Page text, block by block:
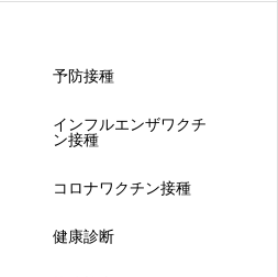
予防接種
インフルエンザワクチ
ン接種
コロナワクチン接種
健康診断